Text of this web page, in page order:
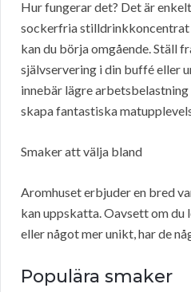
Hur fungerar det? Det är
sockerfria stilldrinkkoncentrat
kan du börja omgående. Ställ
självservering i din buffé eller
innebär lägre
skapa fantastiska
Smaker att välja bland
Aromhuset erbjuder en bred
kan uppskatta. Oavsett om
eller något mer unikt, har de
Populära smaker